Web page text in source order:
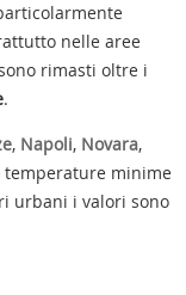
nelle aree
rimasti oltre i
.
, Napoli, Novara,
minime
urbani i valori sono